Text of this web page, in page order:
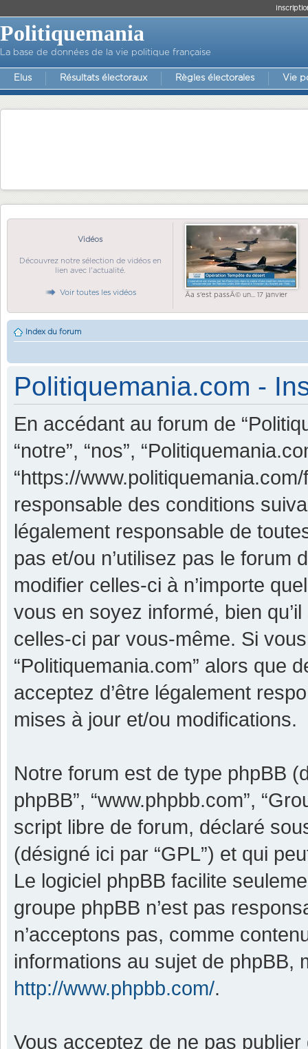
Politiquemania
La base de données de la vie politique française
Elus Résultats électoraux Règles électorales Vie
Vidéos
Découvrez notre sélection de vidéos en
lien avec l'actualité.
Voir toutes les vidéos Ãa s'est passÃ© un... 17 janvier
Index du forum
Politiquemania.com -
En accédant au forum de
“notre”, “nos”,
“https://
responsable des conditions
légalement responsable de
pas et/ou n’utilisez pas le forum
modifier celles-ci à n’importe
vous en soyez informé, bien
celles-ci par vous-même. Si
“Politiquemania.com” alors que
acceptez d’être légalement
mises à jour et/ou modifications.
Notre forum est de type phpBB
phpBB”, “www.phpbb.com”,
script libre de forum, déclaré
(désigné ici par “GPL”) et qui
Le logiciel phpBB facilite
groupe phpBB n’est pas
n’acceptons pas, comme
informations au sujet de phpBB,
http://www.phpbb.com/.
Vous acceptez de ne pas